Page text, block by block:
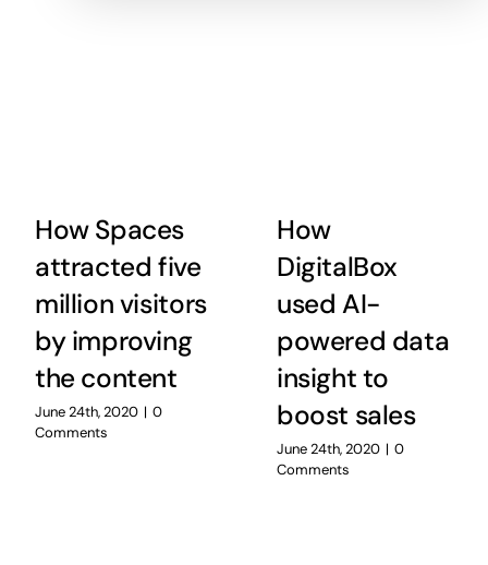
How Spaces
attracted five
million visitors
by improving
the content
June 24th, 2020 | 0
Comments
How
DigitalBox
used AI-
powered data
insight to
boost sales
June 24th, 2020 | 0
Comments